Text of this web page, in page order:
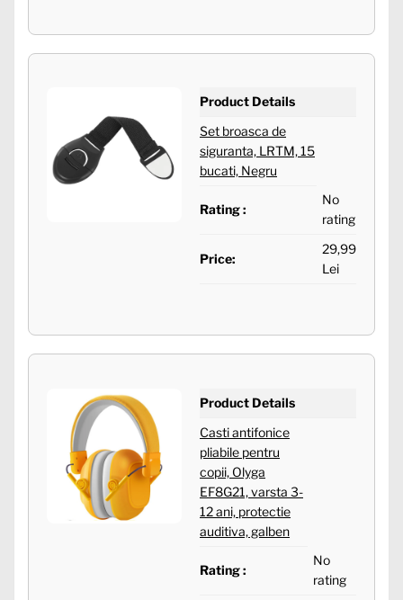
Product Details
Set broasca de
siguranta, LRTM, 15
bucati, Negru
Rating :
No
rating
Price:
29,99
Lei
Product Details
Casti antifonice
pliabile pentru
copii, Olyga
EF8G21, varsta 3-
12 ani, protectie
auditiva, galben
Rating :
No
rating